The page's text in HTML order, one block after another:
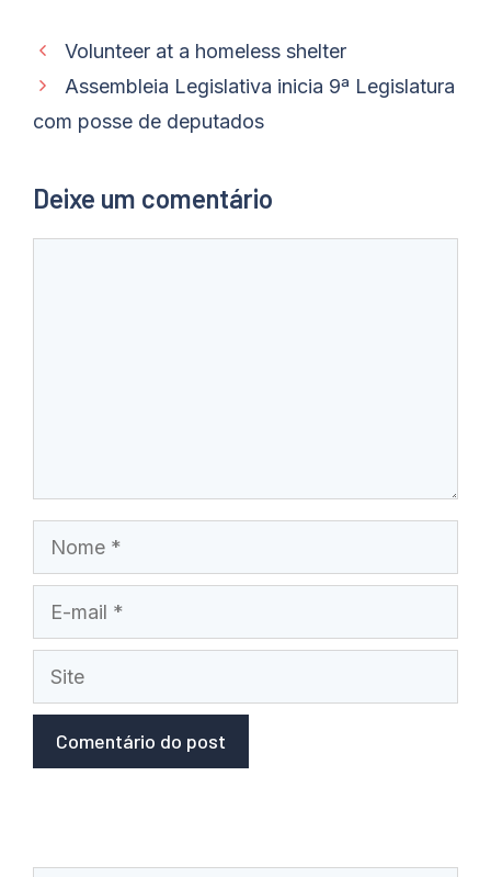
Volunteer at a homeless shelter
Assembleia Legislativa inicia 9ª Legislatura
com posse de deputados
Deixe um comentário
Nome
mail
Site